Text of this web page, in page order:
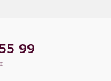
99